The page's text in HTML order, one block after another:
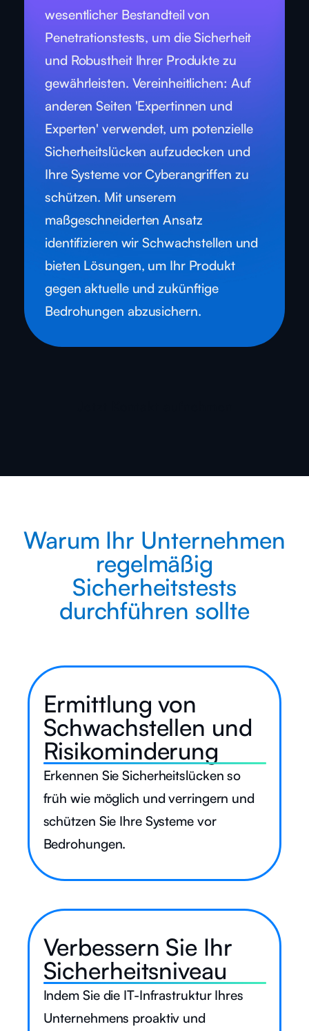
wesentlicher Bestandteil von
Penetrationstests, um die Sicherheit
und Robustheit Ihrer Produkte zu
gewährleisten. Vereinheitlichen: Auf
anderen Seiten 'Expertinnen und
Experten' verwendet, um potenzielle
Sicherheitslücken aufzudecken und
Ihre Systeme vor Cyberangriffen zu
schützen. Mit unserem
maßgeschneiderten Ansatz
identifizieren wir Schwachstellen und
bieten Lösungen, um Ihr Produkt
gegen aktuelle und zukünftige
Bedrohungen abzusichern.
Warum Ihr Unternehmen
regelmäßig
Sicherheitstests
durchführen sollte
Ermittlung von
Schwachstellen und
Risikominderung
Erkennen Sie Sicherheitslücken so
früh wie möglich und verringern und
schützen Sie Ihre Systeme vor
Bedrohungen.
Verbessern Sie Ihr
Sicherheitsniveau
Indem Sie die IT-Infrastruktur Ihres
Unternehmens proaktiv und